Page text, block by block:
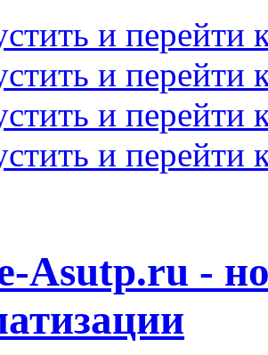
и перейти
и перейти
и перейти
и перейти
Asutp.ru -